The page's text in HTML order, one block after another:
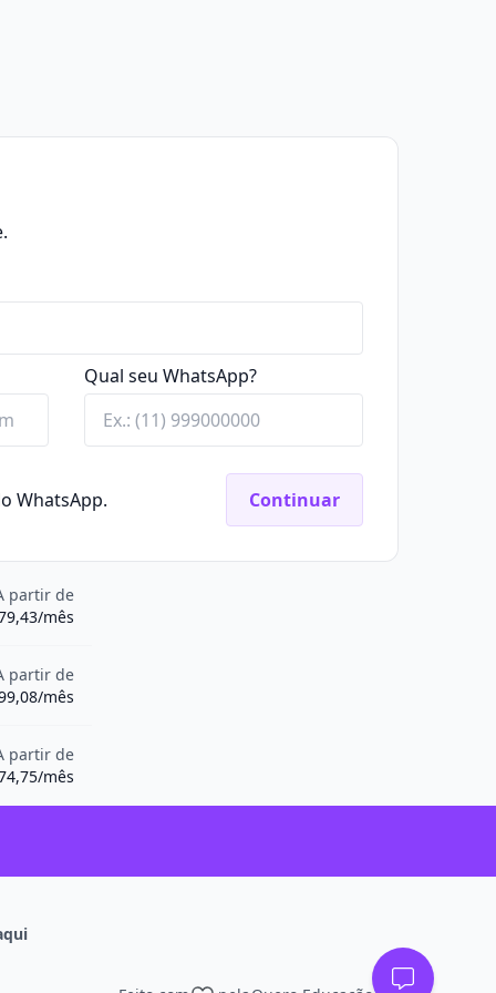
Qual seu WhatsApp?
WhatsApp. Continuar
partir de
mês
partir de
mês
partir de
mês